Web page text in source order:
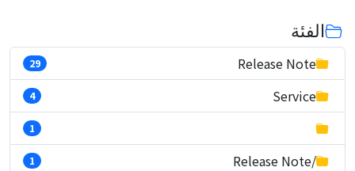
الفئة
Release Note
29
Service
4
1
/Release Note
1